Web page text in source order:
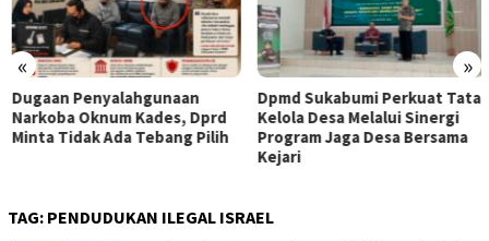
« »
Dugaan Penyalahgunaan
Narkoba Oknum Kades, Dprd
Minta Tidak Ada Tebang Pilih
Dpmd Sukabumi Perkuat Tata
Kelola Desa Melalui Sinergi
Program Jaga Desa Bersama
Kejari
TAG: PENDUDUKAN ILEGAL ISRAEL